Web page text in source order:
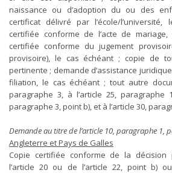
naissance ou d’adoption du ou des
certificat délivré par l’école/
certifiée conforme de l’acte de
certifiée conforme du jugement
provisoire), le cas échéant ; copie de
pertinente ; demande d’assistance
filiation, le cas échéant ; tout autre
paragraphe 3, à l’article 25,
paragraphe 3, point b), et à l’article 30,
Demande au titre de l’article 10, paragraphe 1,
Angleterre et Pays de Galles
Copie certifiée conforme de la
l’article 20 ou de l’article 22, point b)